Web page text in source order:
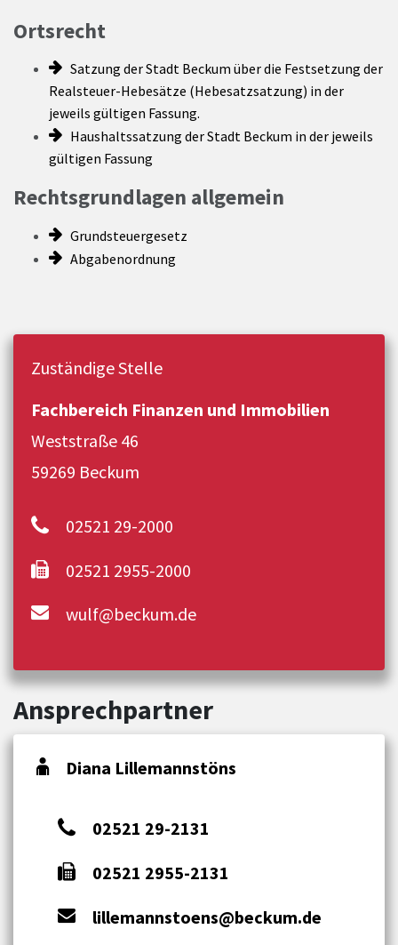
Ortsrecht
Satzung der Stadt Beckum über die Festsetzung der
Realsteuer-Hebesätze (Hebesatzsatzung) in der
jeweils gültigen Fassung.
Haushaltssatzung der Stadt Beckum in der jeweils
gültigen Fassung
Rechtsgrundlagen allgemein
Grundsteuergesetz
Abgabenordnung
Zuständige Stelle
Fachbereich Finanzen und Immobilien
Weststraße 46
59269 Beckum
02521 29-2000
02521 2955-2000
wulf@beckum.de
Ansprechpartner
Diana Lillemannstöns
02521 29-2131
02521 2955-2131
lillemannstoens@beckum.de